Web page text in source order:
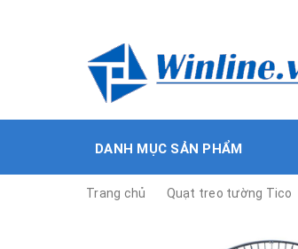
DANH MỤC SẢN PHẨM
Trang chủ Quạt treo tường Tico